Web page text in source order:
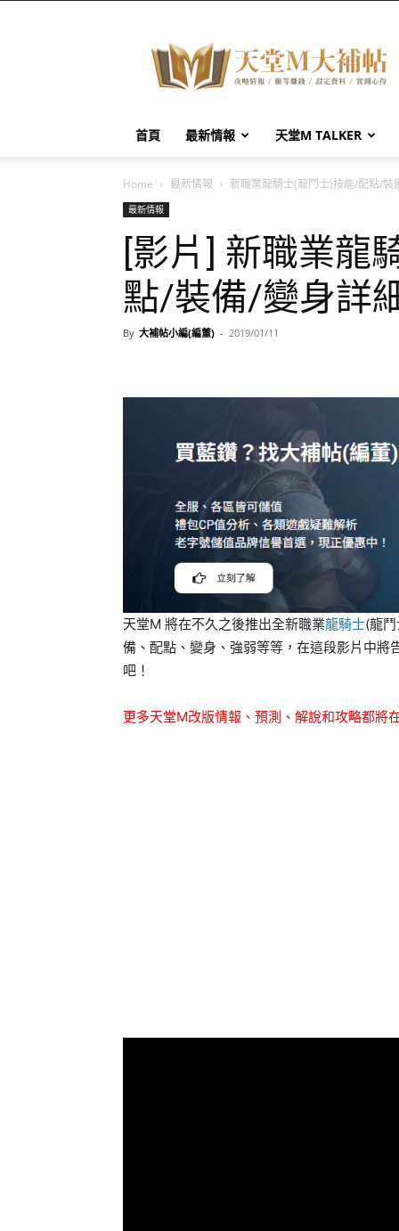
堂
M
大
帖
首頁 最新情報 天堂M TALKER
Home 最新情報 新職業龍騎士(龍鬥士)技能/配點/裝
最新情報
[影片] 新職業龍
點/裝備/變身詳
By 大補帖小編(編董) - 2019/01/11
天堂M 將在不久之後推出全新職業龍騎士(龍
備、配點、變身、強弱等等，在這段影片中
吧！
更多天堂M改版情報、預測、解說和攻略都將